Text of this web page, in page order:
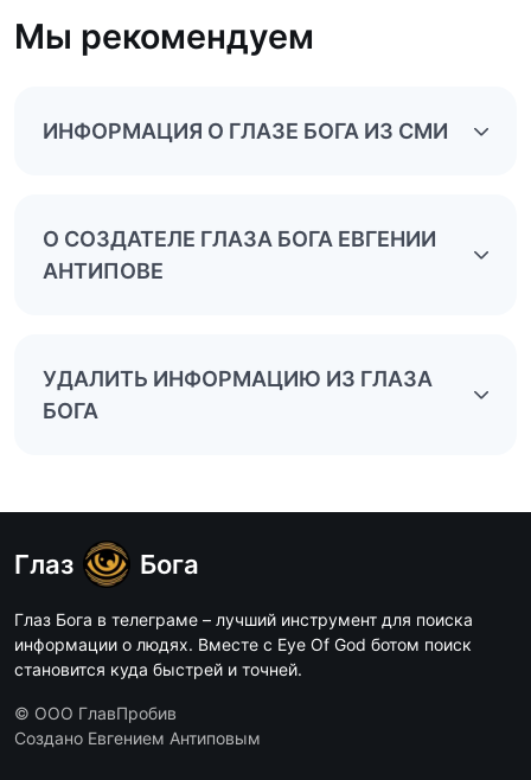
Мы рекомендуем
ИНФОРМАЦИЯ О ГЛАЗЕ БОГА ИЗ СМИ
О СОЗДАТЕЛЕ ГЛАЗА БОГА ЕВГЕНИИ
АНТИПОВЕ
УДАЛИТЬ ИНФОРМАЦИЮ ИЗ ГЛАЗА
БОГА
Глаз Бога
Глаз Бога в телеграме – лучший инструмент для поиска
информации о людях. Вместе с Eye Of God ботом поиск
становится куда быстрей и точней.
© ООО ГлавПробив
Создано Евгением Антиповым